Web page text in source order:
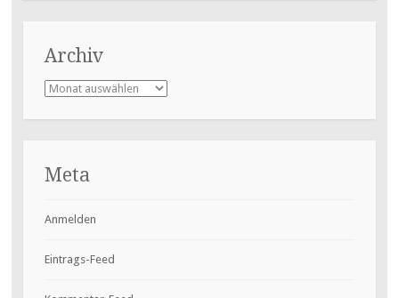
Archiv
Archiv
Meta
Anmelden
Eintrags-Feed